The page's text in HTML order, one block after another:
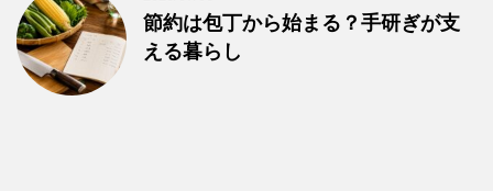
節約は包丁から始まる？手研ぎが支
える暮らし